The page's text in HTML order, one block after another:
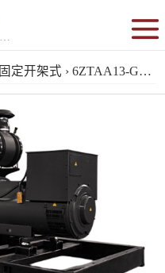
固定开架式 › 6ZTAA13-G4型康明斯柴油发电机组参数